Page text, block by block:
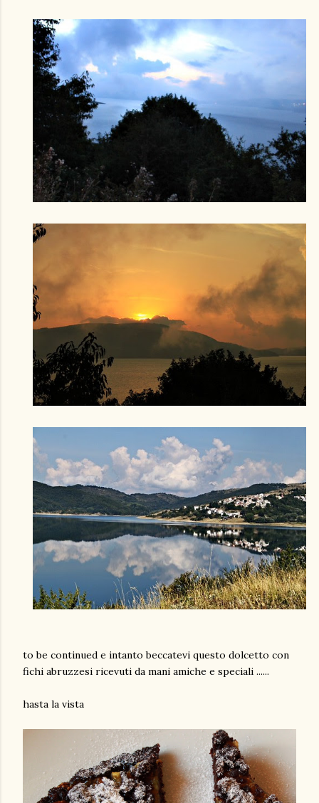
to be continued e intanto beccatevi questo dolcetto con
fichi abruzzesi ricevuti da mani amiche e speciali ......
hasta la vista